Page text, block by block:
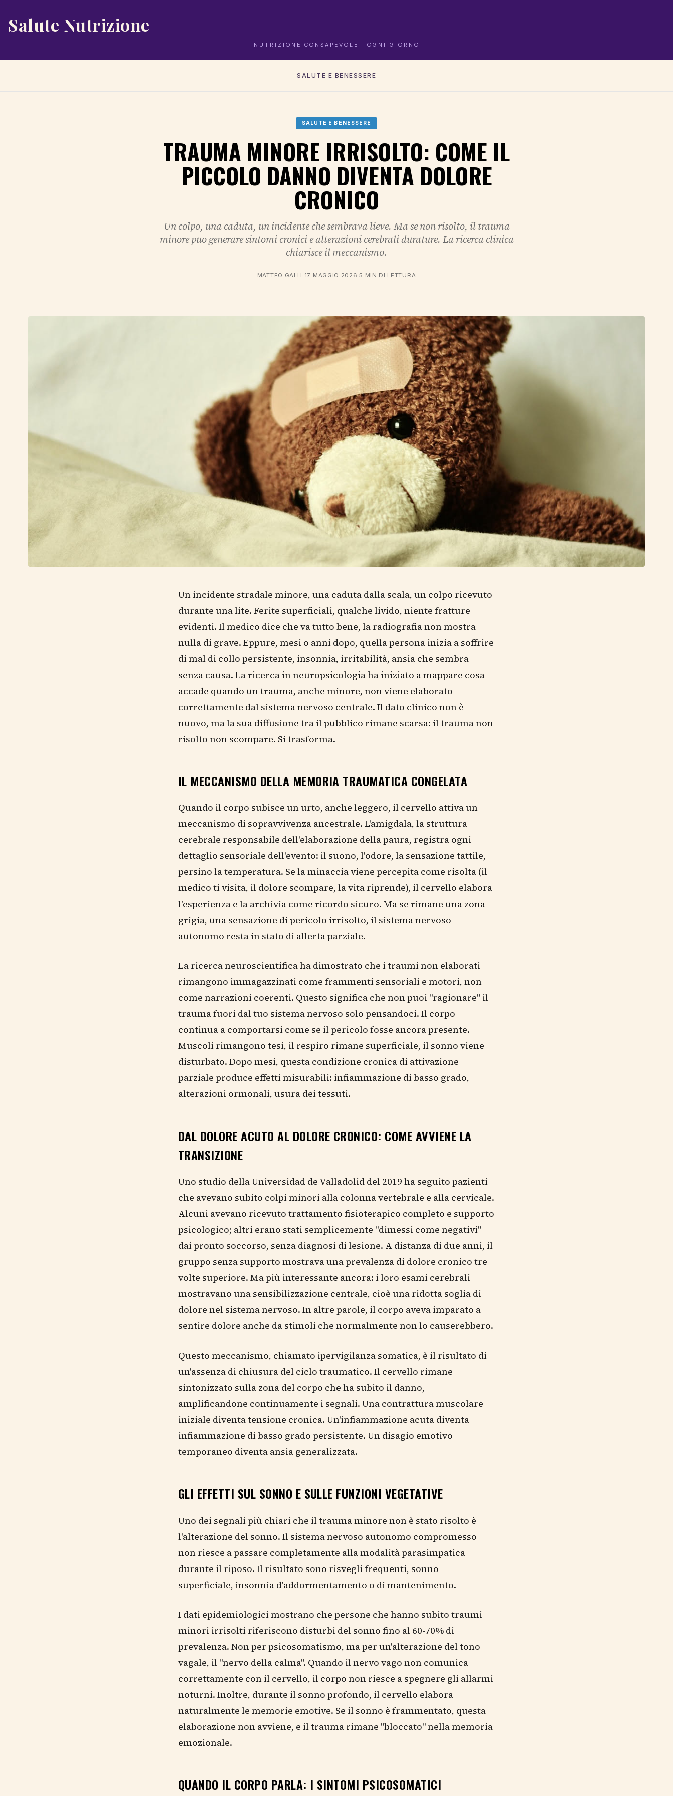
Salute Nutrizione
NUTRIZIONE CONSAPEVOLE · OGNI GIORNO
SALUTE E BENESSERE
SALUTE E BENESSERE
TRAUMA MINORE IRRISOLTO: COME IL
PICCOLO DANNO DIVENTA DOLORE
CRONICO
Un colpo, una caduta, un incidente che sembrava lieve. Ma se non risolto, il trauma
minore puo generare sintomi cronici e alterazioni cerebrali durature. La ricerca clinica
chiarisce il meccanismo.
MATTEO GALLI · 17 MAGGIO 2026·5 MIN DI LETTURA
Un incidente stradale minore, una caduta dalla scala, un colpo ricevuto
durante una lite. Ferite superficiali, qualche livido, niente fratture
evidenti. Il medico dice che va tutto bene, la radiografia non mostra
nulla di grave. Eppure, mesi o anni dopo, quella persona inizia a soffrire
di mal di collo persistente, insonnia, irritabilità, ansia che sembra
senza causa. La ricerca in neuropsicologia ha iniziato a mappare cosa
accade quando un trauma, anche minore, non viene elaborato
correttamente dal sistema nervoso centrale. Il dato clinico non è
nuovo, ma la sua diffusione tra il pubblico rimane scarsa: il trauma non
risolto non scompare. Si trasforma.
IL MECCANISMO DELLA MEMORIA TRAUMATICA CONGELATA
Quando il corpo subisce un urto, anche leggero, il cervello attiva un
meccanismo di sopravvivenza ancestrale. L'amigdala, la struttura
cerebrale responsabile dell'elaborazione della paura, registra ogni
dettaglio sensoriale dell'evento: il suono, l'odore, la sensazione tattile,
persino la temperatura. Se la minaccia viene percepita come risolta (il
medico ti visita, il dolore scompare, la vita riprende), il cervello elabora
l'esperienza e la archivia come ricordo sicuro. Ma se rimane una zona
grigia, una sensazione di pericolo irrisolto, il sistema nervoso
autonomo resta in stato di allerta parziale.
La ricerca neuroscientifica ha dimostrato che i traumi non elaborati
rimangono immagazzinati come frammenti sensoriali e motori, non
come narrazioni coerenti. Questo significa che non puoi "ragionare" il
trauma fuori dal tuo sistema nervoso solo pensandoci. Il corpo
continua a comportarsi come se il pericolo fosse ancora presente.
Muscoli rimangono tesi, il respiro rimane superficiale, il sonno viene
disturbato. Dopo mesi, questa condizione cronica di attivazione
parziale produce effetti misurabili: infiammazione di basso grado,
alterazioni ormonali, usura dei tessuti.
DAL DOLORE ACUTO AL DOLORE CRONICO: COME AVVIENE LA
TRANSIZIONE
Uno studio della Universidad de Valladolid del 2019 ha seguito pazienti
che avevano subito colpi minori alla colonna vertebrale e alla cervicale.
Alcuni avevano ricevuto trattamento fisioterapico completo e supporto
psicologico; altri erano stati semplicemente "dimessi come negativi"
dai pronto soccorso, senza diagnosi di lesione. A distanza di due anni, il
gruppo senza supporto mostrava una prevalenza di dolore cronico tre
volte superiore. Ma più interessante ancora: i loro esami cerebrali
mostravano una sensibilizzazione centrale, cioè una ridotta soglia di
dolore nel sistema nervoso. In altre parole, il corpo aveva imparato a
sentire dolore anche da stimoli che normalmente non lo causerebbero.
Questo meccanismo, chiamato ipervigilanza somatica, è il risultato di
un'assenza di chiusura del ciclo traumatico. Il cervello rimane
sintonizzato sulla zona del corpo che ha subito il danno,
amplificandone continuamente i segnali. Una contrattura muscolare
iniziale diventa tensione cronica. Un'infiammazione acuta diventa
infiammazione di basso grado persistente. Un disagio emotivo
temporaneo diventa ansia generalizzata.
GLI EFFETTI SUL SONNO E SULLE FUNZIONI VEGETATIVE
Uno dei segnali più chiari che il trauma minore non è stato risolto è
l'alterazione del sonno. Il sistema nervoso autonomo compromesso
non riesce a passare completamente alla modalità parasimpatica
durante il riposo. Il risultato sono risvegli frequenti, sonno
superficiale, insonnia d'addormentamento o di mantenimento.
I dati epidemiologici mostrano che persone che hanno subito traumi
minori irrisolti riferiscono disturbi del sonno fino al 60-70% di
prevalenza. Non per psicosomatismo, ma per un'alterazione del tono
vagale, il "nervo della calma". Quando il nervo vago non comunica
correttamente con il cervello, il corpo non riesce a spegnere gli allarmi
noturni. Inoltre, durante il sonno profondo, il cervello elabora
naturalmente le memorie emotive. Se il sonno è frammentato, questa
elaborazione non avviene, e il trauma rimane "bloccato" nella memoria
emozionale.
QUANDO IL CORPO PARLA: I SINTOMI PSICOSOMATICI